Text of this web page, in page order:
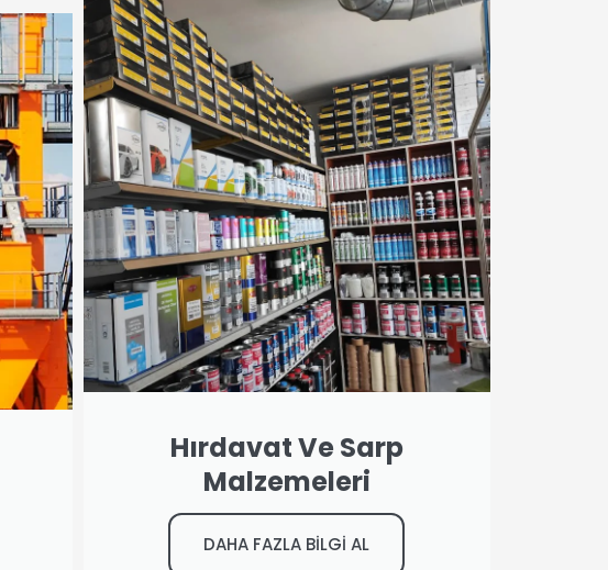
Hırdavat Ve Sarp
Malzemeleri
DAHA FAZLA BİLGİ AL